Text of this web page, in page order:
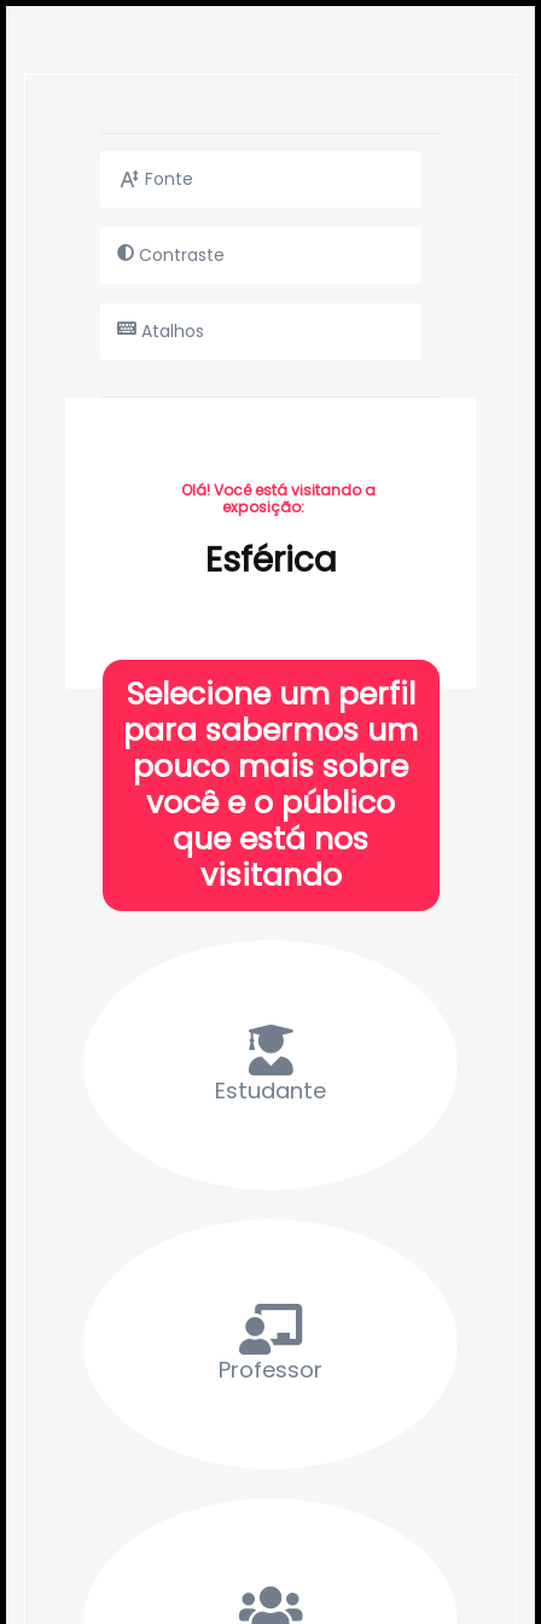
Fonte
Contraste
Atalhos
Olá! Você está visitando a
exposição:
Esférica
Selecione um perfil
para sabermos um
pouco mais sobre
você e o público
que está nos
visitando
Estudante
Professor